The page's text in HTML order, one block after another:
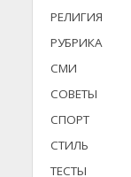
РЕЛИГИЯ
РУБРИКА
СМИ
СОВЕТЫ
СПОРТ
СТИЛЬ
ТЕСТЫ